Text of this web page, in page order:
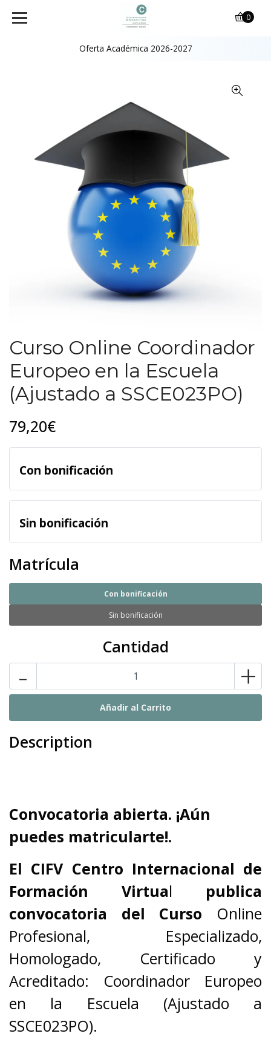
Oferta Académica 2026-2027
0
Curso Online Coordinador
Europeo en la Escuela
(Ajustado a SSCE023PO)
79,20€
Con bonificación
Sin bonificación
Matrícula
Con bonificación
Sin bonificación
Cantidad
- +
Description
Convocatoria abierta. ¡Aún
puedes matricularte!.
El CIFV Centro Internacional de
Formación Virtual publica
convocatoria del
Curso Online
Profesional, Especializado,
Homologado, Certificado y
Acreditado: Coordinador Europeo
en la Escuela (Ajustado a
SSCE023PO).